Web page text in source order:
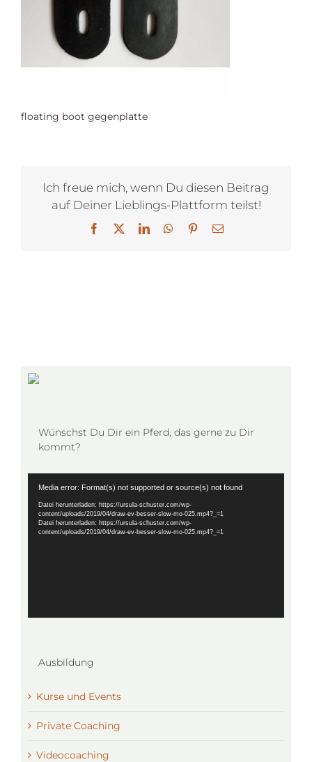
floating boot gegenplatte
Ich freue mich, wenn Du diesen Beitrag
auf Deiner Lieblings-Plattform teilst!
Facebook LinkedInWhatsApp
Pinterest
E-
Wünschst Du Dir ein Pferd, das gerne zu Dir
kommt?
Media error: Format(s) not supported or source(s) not found
Datei herunterladen: https://ursula-schuster.com/wp-
content/uploads/2019/04/draw-ev-besser-slow-mo-025.mp4?_=1
Datei herunterladen: https://ursula-schuster.com/wp-
content/uploads/2019/04/draw-ev-besser-slow-mo-025.mp4?_=1
Ausbildung
Kurse und Events
Private Coaching
Videocoaching